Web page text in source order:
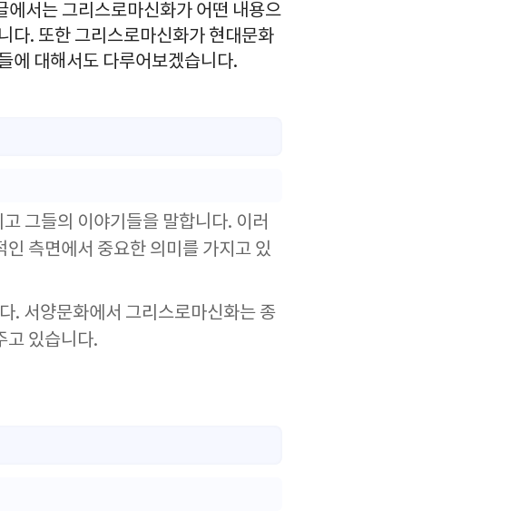
에서는 그리스로마신화가 어떤 내용으
다. 또한 그리스로마신화가 현대문화
에 대해서도 다루어보겠습니다.
그들의 이야기들을 말합니다. 이러
측면에서 중요한 의미를 가지고 있
. 서양문화에서 그리스로마신화는 종
고 있습니다.